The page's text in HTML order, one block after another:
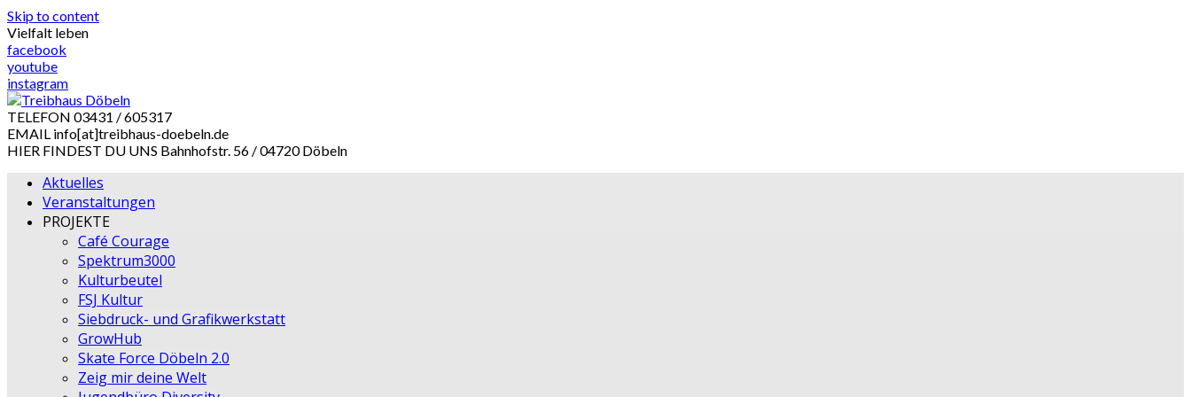
Skip to content
Vielfalt leben
facebook
youtube
instagram
TELEFON 03431 / 605317
EMAIL info[at]treibhaus-doebeln.de
HIER FINDEST DU UNS Bahnhofstr. 56 / 04720 Döbeln
Aktuelles
Veranstaltungen
PROJEKTE
Café Courage
Spektrum3000
Kulturbeutel
FSJ Kultur
Siebdruck- und Grafikwerkstatt
GrowHub
Skate Force Döbeln 2.0
Zeig mir deine Welt